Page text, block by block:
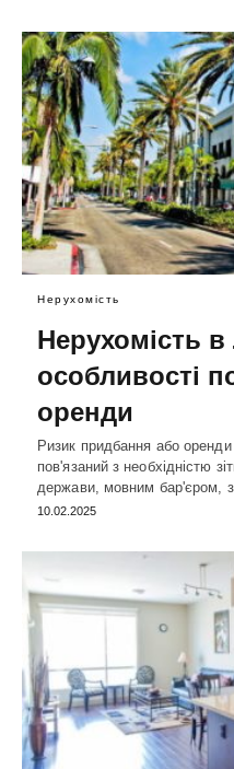
Нерухомість
Нерухомість
особливості
оренди
Ризик придбання або
пов'язаний з необхідністю
держави, мовним бар'єром,
10.02.2025